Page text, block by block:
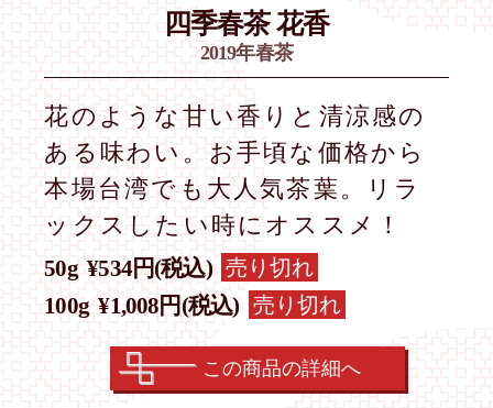
四季春茶 花香
2019年春茶
花のような甘い香りと清涼感の
ある味わい。お手頃な価格から
本場台湾でも大人気茶葉。リラ
ックスしたい時にオススメ！
50g ¥534円(税込) 売り切れ
100g ¥1,008円(税込) 売り切れ
この商品の詳細へ